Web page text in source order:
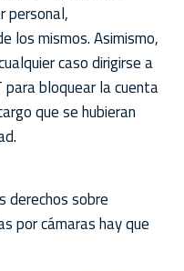
personal,
los mismos. Asimismo,
caso dirigirse a
para bloquear la cuenta
que se hubieran
derechos sobre
por cámaras hay que